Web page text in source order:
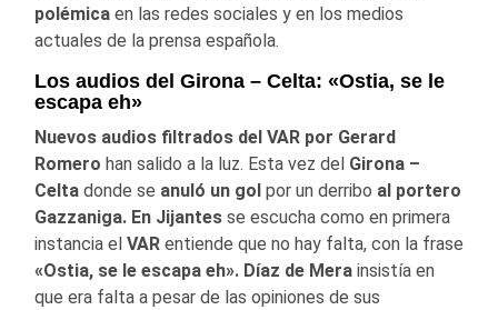
polémica en las redes sociales y en los medios
actuales de la prensa española.
Los audios del Girona – Celta: «Ostia, se le
escapa eh»
Nuevos audios filtrados del VAR por Gerard
Romero han salido a la luz. Esta vez del Girona –
Celta donde se anuló un gol por un derribo al portero
Gazzaniga. En Jijantes se escucha como en primera
instancia el VAR entiende que no hay falta, con la frase
«Ostia, se le escapa eh». Díaz de Mera insistía en
que era falta a pesar de las opiniones de sus